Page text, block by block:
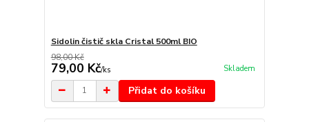
Sidolin čistič skla Cristal 500ml BIO
98,00 Kč
79,00 Kč/ks Skladem
Přidat do košíku